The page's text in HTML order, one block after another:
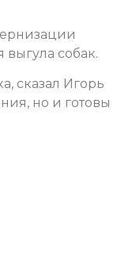
собак.
сказал Игорь
но и готовы